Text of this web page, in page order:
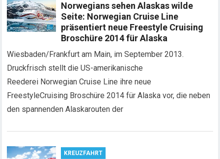
Norwegians sehen Alaskas wilde
Seite: Norwegian Cruise Line
präsentiert neue Freestyle Cruising
Broschüre 2014 für Alaska
Wiesbaden/Frankfurt am Main, im September 2013.
Druckfrisch stellt die US-amerikanische
Reederei Norwegian Cruise Line ihre neue
FreestyleCruising Broschüre 2014 für Alaska vor, die neben
den spannenden Alaskarouten der
KREUZFAHRT